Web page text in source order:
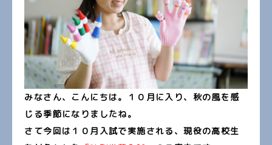
みなさん、こんにちは。１０月に入り、秋の風を感
じる季節になりましたね。
さて今回は１０月入試で実施される、現役の高校生